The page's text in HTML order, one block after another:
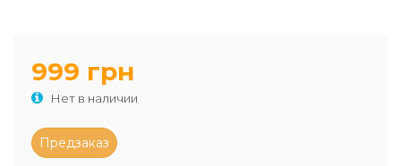
999 грн
Нет в наличии